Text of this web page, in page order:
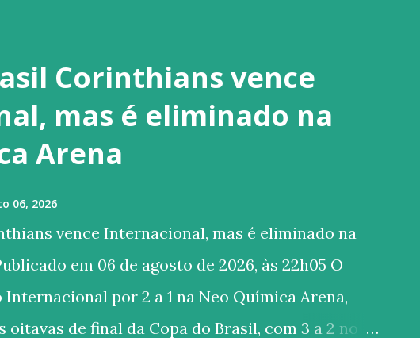
Corinthians vence
mas é eliminado na
Arena
06, 2026
vence Internacional, mas é eliminado na
em 06 de agosto de 2026, às 22h05 O
por 2 a 1 na Neo Química Arena,
de final da Copa do Brasil, com 3 a 2 no